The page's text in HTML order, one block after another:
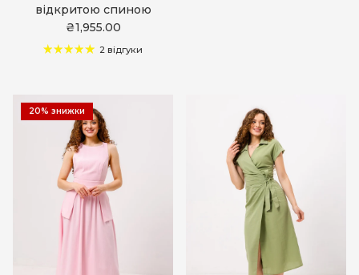
відкритою спиною
₴1,955.00
2 відгуки
20% знижки